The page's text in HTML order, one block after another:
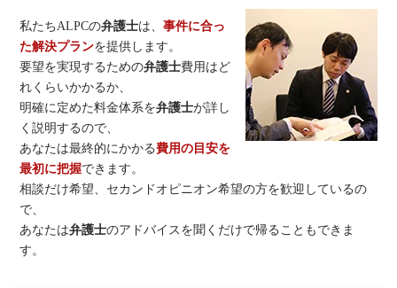
私たちALPCの弁護士は、事件に合っ
た解決プランを提供します。
要望を実現するための弁護士費用はど
れくらいかかるか、
明確に定めた料金体系を弁護士が詳し
く説明するので、
あなたは最終的にかかる費用の目安を
最初に把握できます。
相談だけ希望、セカンドオピニオン希望の方を歓迎しているの
で、
あなたは弁護士のアドバイスを聞くだけで帰ることもできま
す。